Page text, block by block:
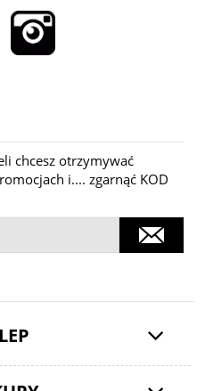
chcesz otrzymywać
i.... zgarnąć KOD